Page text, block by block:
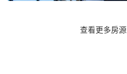
查看更多房源